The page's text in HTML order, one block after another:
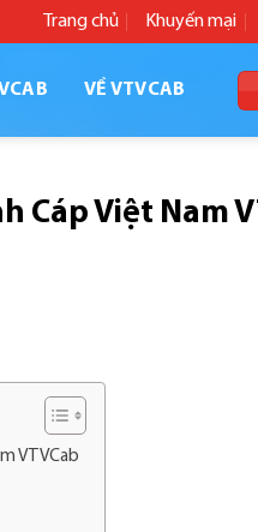
Trang chủ Khuyến mại
VỀ VTVCAB
Cáp Việt Nam
VTVCab